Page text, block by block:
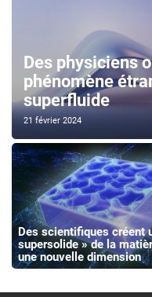
Des physiciens
phénomène
superfluide
21 février 2024
Des scientifiques créent
supersolide » de la
une nouvelle dimension